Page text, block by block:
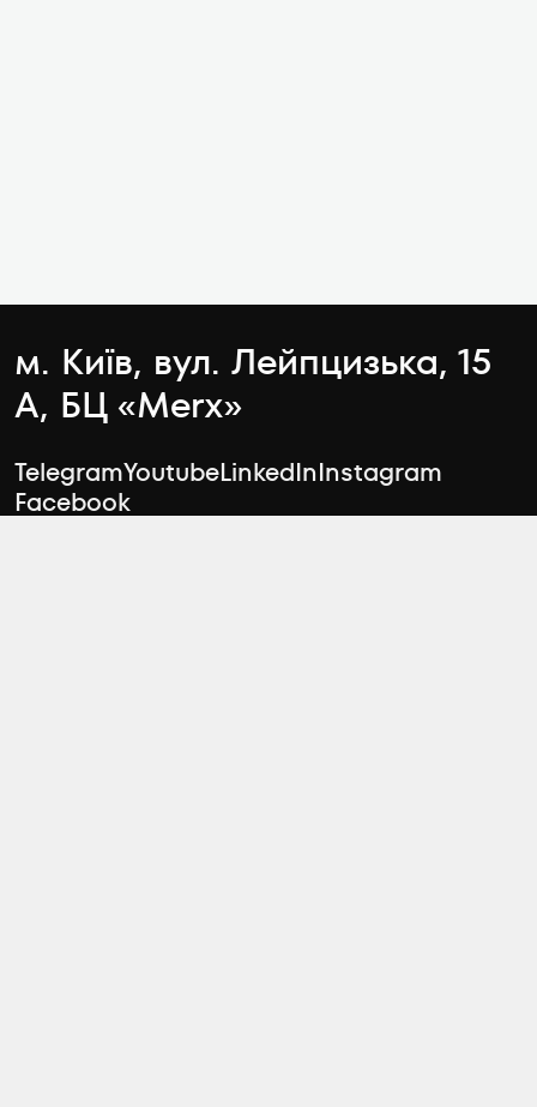
м. Київ, вул. Лейпцизька, 15
А, БЦ «Merx»
TelegramYoutubeLinkedInInstagram
Facebook